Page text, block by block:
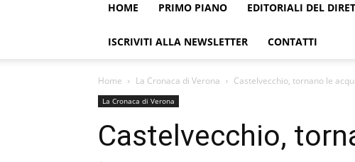
HOME PRIMO PIANO EDITORIALI DEL
ISCRIVITI ALLA NEWSLETTER CONTATTI
Home La Cronaca di Verona Castelvecchio, tornano le
La Cronaca di Verona
Castelvecchio,